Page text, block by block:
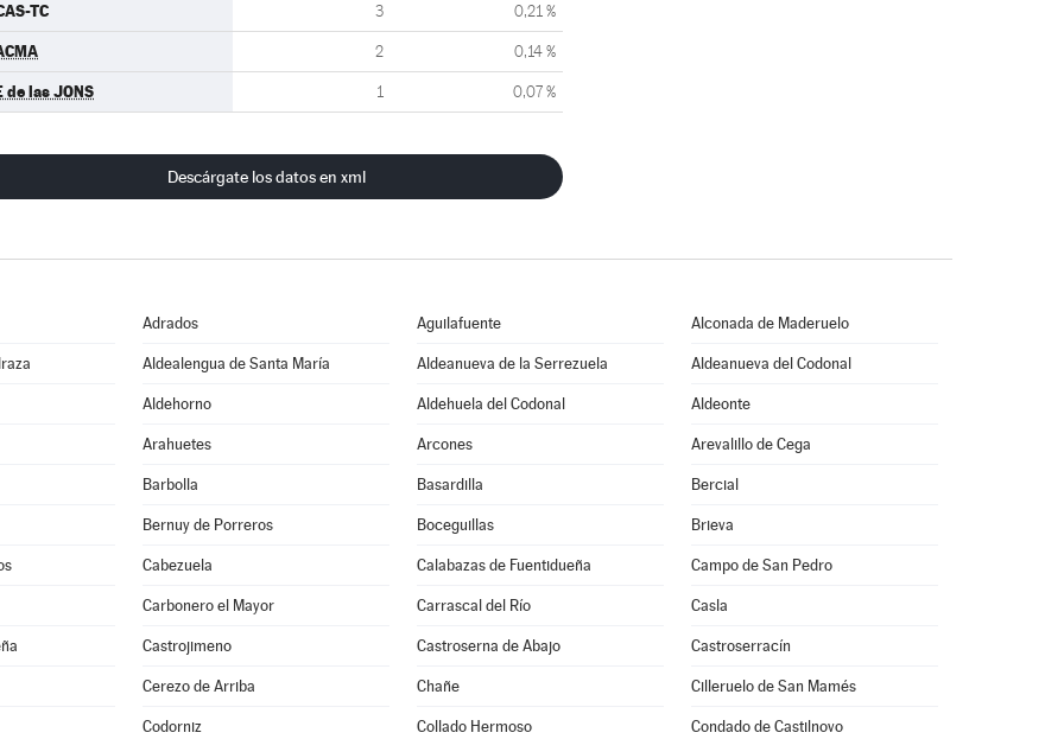
TC 3 0,21 %
2 0,14 %
de las JONS 1 0,07 %
Descárgate los datos en xml
Adrados Aguilafuente Alconada de Maderuelo
Aldealengua de Santa María Aldeanueva de la Serrezuela Aldeanueva del Codonal
Aldehorno Aldehuela del Codonal Aldeonte
Arahuetes Arcones Arevalillo de Cega
Barbolla Basardilla Bercial
Bernuy de Porreros Boceguillas Brieva
Cabezuela Calabazas de Fuentidueña Campo de San Pedro
Carbonero el Mayor Carrascal del Río Casla
Castrojimeno Castroserna de Abajo Castroserracín
Cerezo de Arriba Chañe Cilleruelo de San Mamés
Codorniz Collado Hermoso Condado de Castilnovo